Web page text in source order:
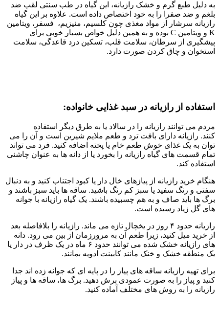
به دلیل طبع گرم و خشک رازیانه، این گیاه در طب سنتی لقب ضد
بلغم و ضد صفرا را به خود اختصاص داده است. علاوه بر این گیاه
رازیانه سرشار از مواد مغذی چون کلسیم، منیزیم، فسفر، ویتامین
K و ویتامین C بوده و به همین دلیل خواص بسیار خوبی برای
پیشگیری از سرطان، سلامت قلب، تسکین درد قاعدگی، سلامت
استخوان و چاق کردن صورت دارد.
استفاده از رازیانه در سبد غذایی خانواده:
مردم می توانند رازیانه را در سالاد یا به طرق دیگر استفاده
کنند. رازیانه دارای بافت ترد و طعم ملایم شیرین است و آن را می
توان به یک غذای خوش طعم خام یا پخته اضافه کنید. فرد می تواند
تمام قسمت های گیاه رازیانه را بخورد یا از دانه ها به عنوان چاشنی
استفاده کند.
هنگام خرید رازیانه از پیازهای خال دار یا کبود اجتناب کنید و به دنبال
سفتی و رنگ سفید یا سبز کم رنگ باشید. ساقه ها باید سبز باشند و
برگ ها باید صاف و به هم چسبیده باشند. یک گیاه رازیانه با جوانه
های گل زیاد رسیده است.
رازیانه حدود ۴ روز در یخچال تازه می ماند. رازیانه را بلافاصله بعد
از خرید میل کنید، زیرا طعم آن به مرورزمان از بین می رود. دانه
های رازیانه خشک شده می توانند حدود ۶ ماه در یک ظرف در دار یا
یک منطقه خشک و خنک مانند کابینت ادویه بمانند.
برای تهیه رازیانه ساقه های پیاز را در پایه ای که جوانه زده اند جدا
کنید و پیاز را به صورت عمودی برش دهید. برگ ها، ساقه ها و پیاز
رازیانه را به روش های مختلف آماده کنید.